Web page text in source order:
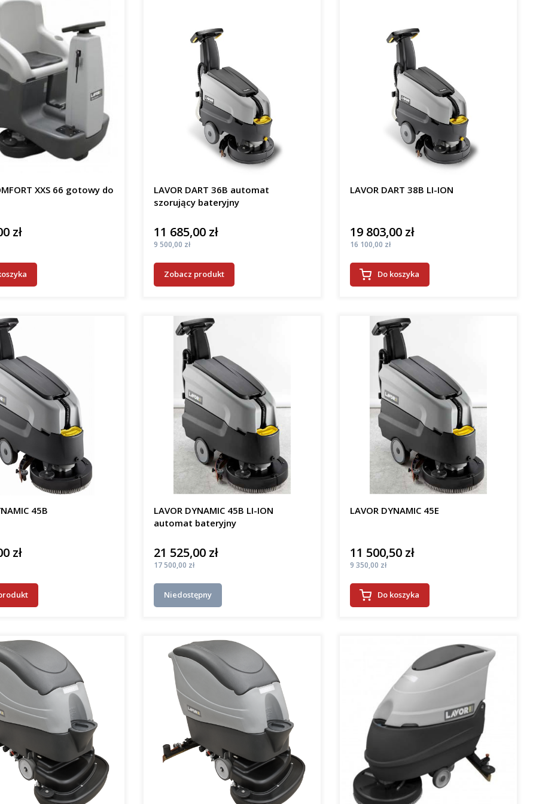
XXS 66 gotowy do
zł
LAVOR DART 36B automat
szorujący bateryjny
Cena
11 685,00 zł
Cena
9 500,00 zł
Zobacz produkt
LAVOR DART 38B LI-ION
Cena
19 803,00 zł
Cena
16 100,00 zł
Do koszyka
45B
zł
LAVOR DYNAMIC 45B LI-ION
automat bateryjny
Cena
21 525,00 zł
Cena
17 500,00 zł
Niedostępny
LAVOR DYNAMIC 45E
Cena
11 500,50 zł
Cena
9 350,00 zł
Do koszyka